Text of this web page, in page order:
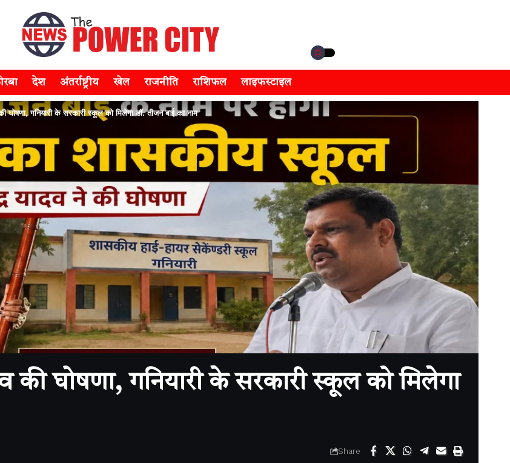
देश अंतर्राष्ट्रीय खेल राजनीति राशिफल लाइफस्टाइल
गनियारी के सरकारी स्कूल को मिलेगा डॉ. तीजन बाई का नाम
की घोषणा, गनियारी के सरकारी स्कूल को मिलेगा
Share